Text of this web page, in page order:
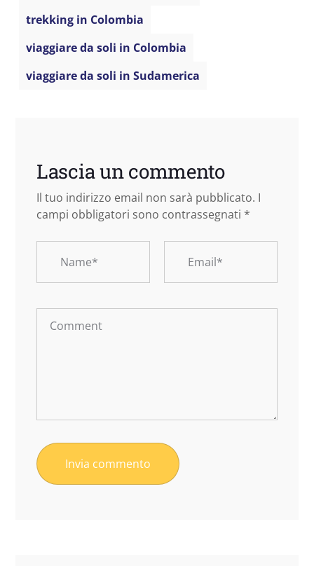
trekking in Colombia
viaggiare da soli in Colombia
viaggiare da soli in Sudamerica
Lascia un commento
Il tuo indirizzo email non sarà pubblicato. I
campi obbligatori sono contrassegnati *